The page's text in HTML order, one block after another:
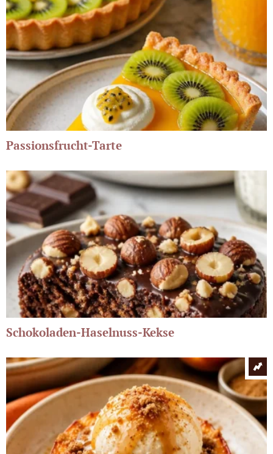
Passionsfrucht-Tarte
Schokoladen-Haselnuss-Kekse